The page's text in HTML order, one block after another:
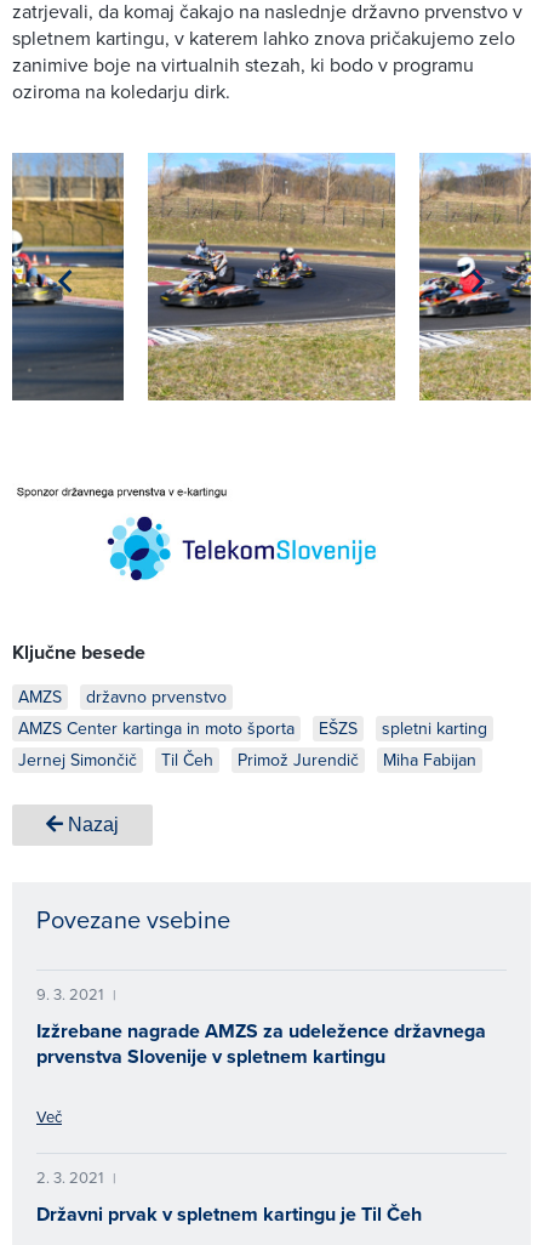
zatrjevali, da komaj čakajo na naslednje državno prvenstvo v
spletnem kartingu, v katerem lahko znova pričakujemo zelo
zanimive boje na virtualnih stezah, ki bodo v programu
oziroma na koledarju dirk.
Ključne besede
AMZS
državno prvenstvo
AMZS Center kartinga in moto športa
EŠZS
spletni karting
Jernej Simončič
Til Čeh Primož Jurendič Miha Fabijan
Nazaj
Povezane vsebine
9. 3. 2021 |
Izžrebane nagrade AMZS za udeležence državnega
prvenstva Slovenije v spletnem kartingu
Več
2. 3. 2021 |
Državni prvak v spletnem kartingu je Til Čeh